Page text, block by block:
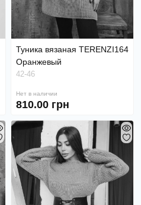
Туника вязаная TERENZI164
Оранжевый
42-46
Нет в наличии
810.00 грн